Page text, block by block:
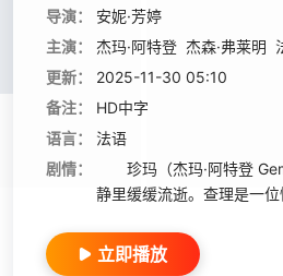
导演：
安妮·芳婷
主演：
杰玛·阿特登 杰森·弗莱明
更新：
2025-11-30 05:10
备注：
HD中字
语言：
法语
剧情：
珍玛（杰玛·阿特登
静里缓缓流逝。查理是一
立即播放